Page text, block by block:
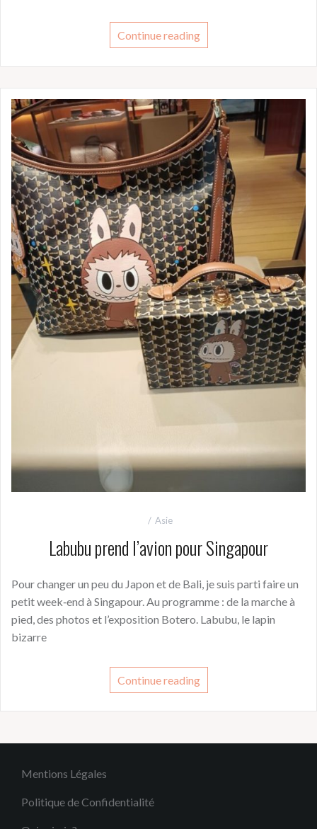
Continue reading
Asie
Labubu prend l’avion pour Singapour
Pour changer un peu du Japon et de Bali, je suis parti faire un
petit week‑end à Singapour. Au programme : de la marche à
pied, des photos et l’exposition Botero. Labubu, le lapin
bizarre
Continue reading
Mentions Légales
Politique de Confidentialité